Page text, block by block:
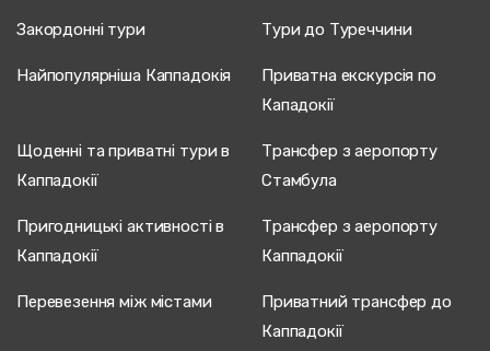
Закордонні тури Тури до Туреччини
Найпопулярніша Каппадокія
Приватна екскурсія по
Кападокії
Щоденні та приватні тури в
Каппадокії
Трансфер з аеропорту
Стамбула
Пригодницькі активності в
Каппадокії
Трансфер з аеропорту
Каппадокії
Перевезення між містами
Приватний трансфер до
Каппадокії